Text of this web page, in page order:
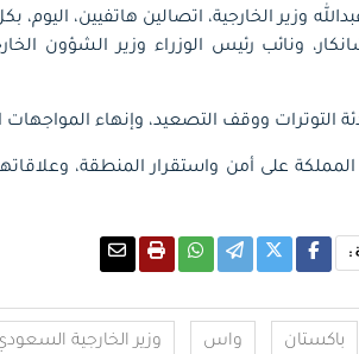
وزير الخارجية، اتصالين هاتفيين، اليوم،
ونائب رئيس الوزراء وزير الشؤون
التوترات ووقف التصعيد، وإنهاء المواجهات
على أمن واستقرار المنطقة، وعلاقاتها
:
باكستان واس وزير الخارجية